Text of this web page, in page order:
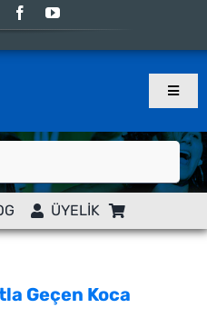
Toggle
ÜYELİK
Geçen Koca